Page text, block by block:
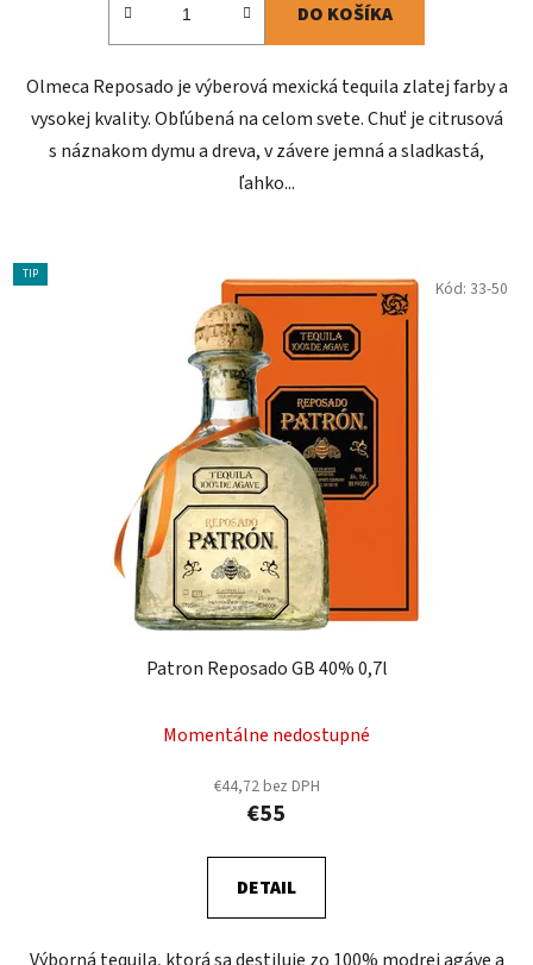
DO KOŠÍKA
Olmeca Reposado je výberová mexická tequila zlatej farby a
vysokej kvality. Obľúbená na celom svete. Chuť je citrusová
s náznakom dymu a dreva, v závere jemná a sladkastá,
ľahko...
TIP
Patron Reposado GB 40% 0,7l
Momentálne nedostupné
€44,72 bez DPH
€55
DETAIL
Kód: 33-50